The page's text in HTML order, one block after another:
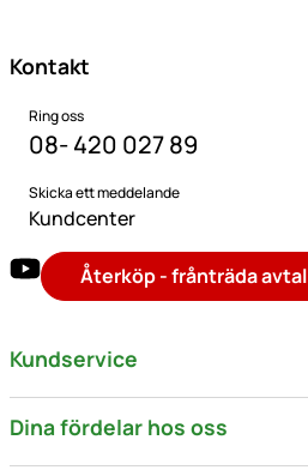
Kontakt
Ring oss
08- 420 027 89
Skicka ett meddelande
Kundcenter
Återköp - frånträda avtal
Kundservice
Dina fördelar hos oss